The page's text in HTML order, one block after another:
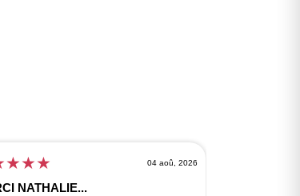
★★★ 04 aoû, 2026
NATHALIE...